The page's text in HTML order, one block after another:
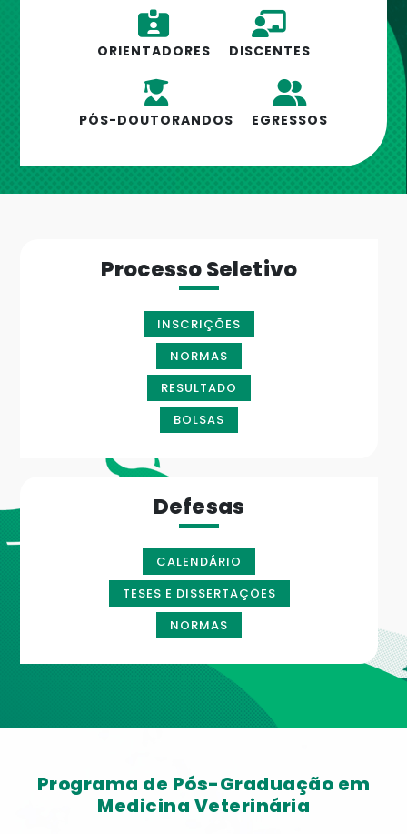
ORIENTADORES DISCENTES
PÓS-DOUTORANDOS EGRESSOS
Processo Seletivo
INSCRIÇÕES
NORMAS
RESULTADO
BOLSAS
Defesas
CALENDÁRIO
TESES E DISSERTAÇÕES
NORMAS
Programa de Pós-Graduação em
Medicina Veterinária